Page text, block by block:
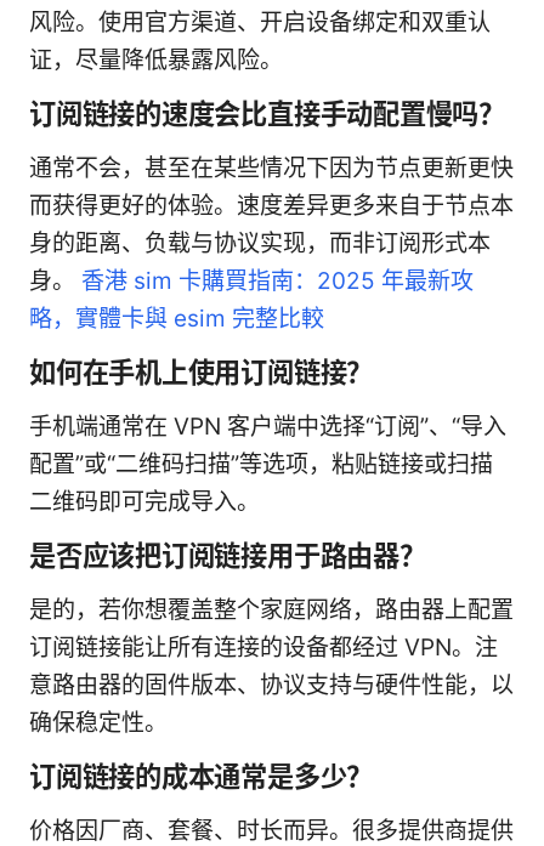
风险。使用官方渠道、开启设备绑定和双重认
证，尽量降低暴露风险。
订阅链接的速度会比直接手动配置慢吗？
通常不会，甚至在某些情况下因为节点更新更快
而获得更好的体验。速度差异更多来自于节点本
身的距离、负载与协议实现，而非订阅形式本
身。 香港 sim 卡購買指南：2025 年最新攻
略，實體卡與 esim 完整比較
如何在手机上使用订阅链接？
手机端通常在 VPN 客户端中选择“订阅”、“导入
配置”或“二维码扫描”等选项，粘贴链接或扫描
二维码即可完成导入。
是否应该把订阅链接用于路由器？
是的，若你想覆盖整个家庭网络，路由器上配置
订阅链接能让所有连接的设备都经过 VPN。注
意路由器的固件版本、协议支持与硬件性能，以
确保稳定性。
订阅链接的成本通常是多少？
价格因厂商、套餐、时长而异。很多提供商提供